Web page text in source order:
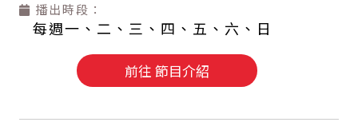
播出時段：
每週一、二、三、四、五、六、日
前往 節目介紹